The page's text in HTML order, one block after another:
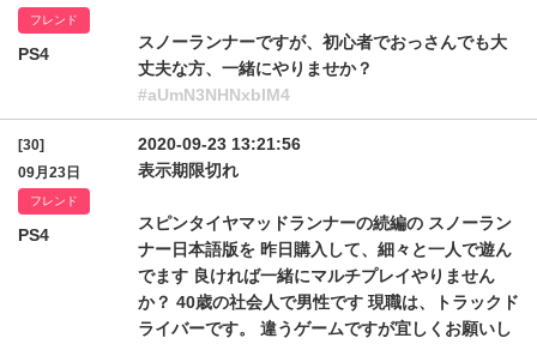
フレンド
PS4
スノーランナーですが、初心者でおっさんでも大
丈夫な方、一緒にやりませか？
#aUmN3NHNxblM4
[30]
09月23日
フレンド
PS4
2020-09-23 13:21:56
表示期限切れ
スピンタイヤマッドランナーの続編の スノーラン
ナー日本語版を 昨日購入して、細々と一人で遊ん
でます 良ければ一緒にマルチプレイやりません
か？ 40歳の社会人で男性です 現職は、トラックド
ライバーです。 違うゲームですが宜しくお願いし